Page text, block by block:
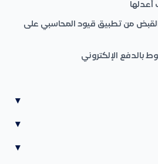
أعدلها
من تطبيق قيود المحاسبي على
بالدفع الإلكتروني
▾
▾
▾